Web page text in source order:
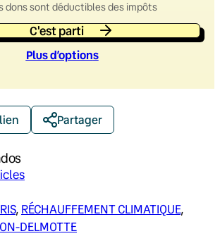
dons sont déductibles des impôts
C'est parti
Plus d’options
Partager
, RÉCHAUFFEMENT CLIMATIQUE
DELMOTTE